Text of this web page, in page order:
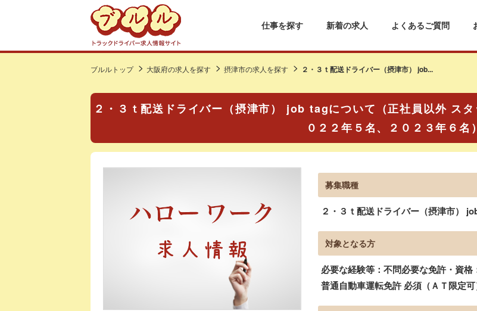
仕事を探す 新着の求人 よくあるご質問
ブルルトップ 大阪府の求人を探す 摂津市の求人を探す ２・３ｔ配送ドライバー（摂津市） job...
２・３ｔ配送ドライバー（摂津市） job tagについて（正社員以外 ス
０２２年５名、２０２３年６名
募集職種
２・３ｔ配送ドライバー（摂津市）
対象となる方
必要な経験等：不問必要な免許・資格
普通自動車運転免許 必須（ＡＴ限定可